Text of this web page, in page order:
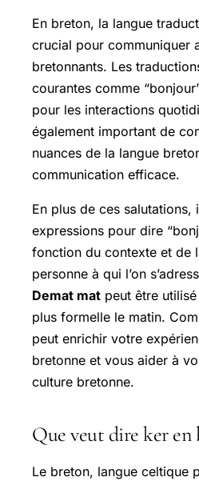
En breton, la langue
crucial pour communiquer
bretonnants. Les
courantes comme
pour les interactions
également important de
nuances de la langue
communication efficace.
En plus de ces salutations,
expressions pour dire
fonction du contexte et de
personne à qui l’on
Demat mat peut être
plus formelle le matin.
peut enrichir votre
bretonne et vous aider à
culture bretonne.
Que veut dire ker en
Le breton, langue celtique